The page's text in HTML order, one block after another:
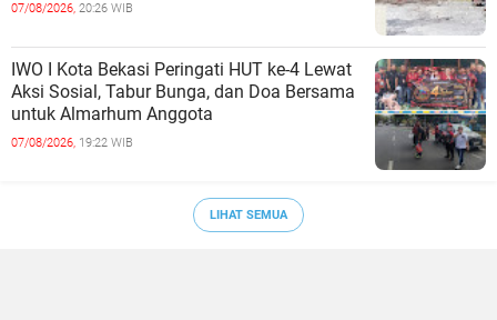
07/08/2026, 20:26 WIB
IWO I Kota Bekasi Peringati HUT ke-4 Lewat
Aksi Sosial, Tabur Bunga, dan Doa Bersama
untuk Almarhum Anggota
07/08/2026, 19:22 WIB
LIHAT SEMUA